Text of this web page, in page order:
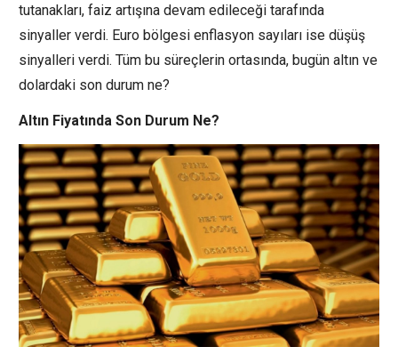
tutanakları, faiz artışına devam edileceği tarafında
sinyaller verdi. Euro bölgesi enflasyon sayıları ise düşüş
sinyalleri verdi. Tüm bu süreçlerin ortasında, bugün altın ve
dolardaki son durum ne?
Altın Fiyatında Son Durum Ne?